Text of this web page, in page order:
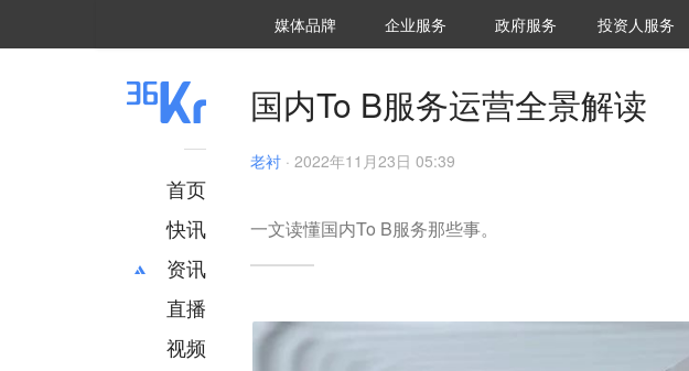
媒体品牌 36Kr研究院
企业服务 城市之窗
政府服务 VClub投资机构库
投资机构职位推介
投资人服务
首页
快讯
资讯
推荐
财经
直播
视频
国内To B服务运营全景解读
老衬 · 2022年11月23日 05:39
一文读懂国内To B服务那些事。